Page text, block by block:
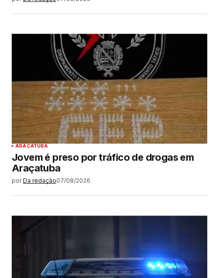
ARAÇATUBA
Jovem é preso por tráfico de drogas em
Araçatuba
por Da redação07/08/2026